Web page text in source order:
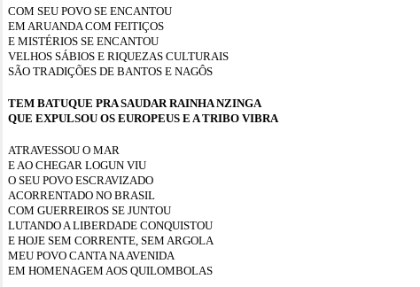
COM SEU POVO SE ENCANTOU
EM ARUANDA COM FEITIÇOS
E MISTÉRIOS SE ENCANTOU
VELHOS SÁBIOS E RIQUEZAS CULTURAIS
SÃO TRADIÇÕES DE BANTOS E NAGÔS
TEM BATUQUE PRA SAUDAR RAINHA NZINGA
QUE EXPULSOU OS EUROPEUS E A TRIBO VIBRA
ATRAVESSOU O MAR
E AO CHEGAR LOGUN VIU
O SEU POVO ESCRAVIZADO
ACORRENTADO NO BRASIL
COM GUERREIROS SE JUNTOU
LUTANDO A LIBERDADE CONQUISTOU
E HOJE SEM CORRENTE, SEM ARGOLA
MEU POVO CANTA NA AVENIDA
EM HOMENAGEM AOS QUILOMBOLAS